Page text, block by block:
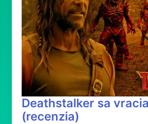
Deathstalker sa
(recenzia)